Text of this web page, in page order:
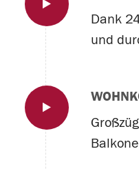
Dank
und